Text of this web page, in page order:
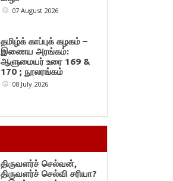
07 August 2026
தமிழ்க் காப்புக் கழகம் –
இணைய அரங்கம்:
ஆளுமையர் உரை 169 &
170 ; நூலரங்கம்
08 July 2026
திருவளர்ச் செல்வன்,
திருவளர்ச் செல்வி சரியா?